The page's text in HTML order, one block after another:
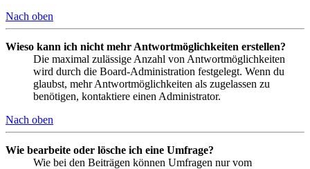
Nach oben
Wieso kann ich nicht mehr Antwortmöglichkeiten erstellen?
Die maximal zulässige Anzahl von Antwortmöglichkeiten
wird durch die Board-Administration festgelegt. Wenn du
glaubst, mehr Antwortmöglichkeiten als zugelassen zu
benötigen, kontaktiere einen Administrator.
Nach oben
Wie bearbeite oder lösche ich eine Umfrage?
Wie bei den Beiträgen können Umfragen nur vom